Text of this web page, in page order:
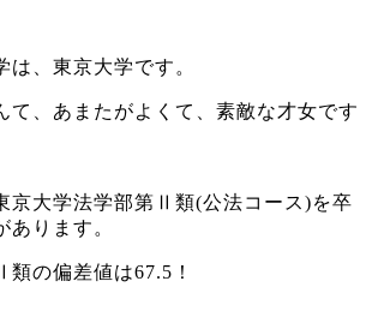
、東京大学です。
て、あまたがよくて、素敵な才女です
京大学法学部第Ⅱ類(公法コース)を卒
あります。
の偏差値は67.5！